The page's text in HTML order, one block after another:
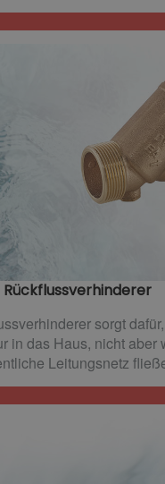
Rückflussverhinderer​
sorgt
in das Haus, nicht aber
Leitungsnetz